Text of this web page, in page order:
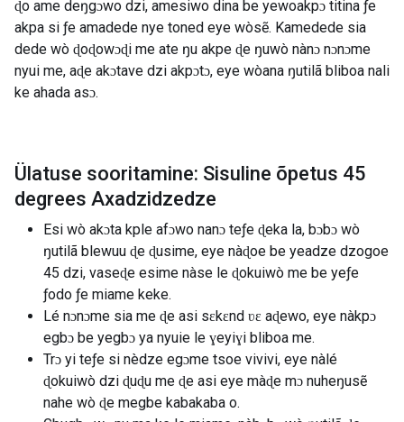
ɖo ame deŋgɔwo dzi, amesiwo dina be yewoakpɔ titina ƒe
akpa si ƒe amadede nye toned eye wòsẽ. Kamedede sia
dede wò ɖoɖowɔɖi me ate ŋu akpe ɖe ŋuwò nànɔ nɔnɔme
nyui me, aɖe akɔtave dzi akpɔtɔ, eye wòana ŋutilã bliboa nali
ke ahada asɔ.
Ülatuse sooritamine: Sisuline õpetus 45
degrees Axadzidzedze
Esi wò akɔta kple afɔwo nanɔ teƒe ɖeka la, bɔbɔ wò
ŋutilã blewuu ɖe ɖusime, eye nàɖoe be yeadze dzogoe
45 dzi, vaseɖe esime nàse le ɖokuiwò me be yeƒe
ƒodo ƒe miame keke.
Lé nɔnɔme sia me ɖe asi sɛkɛnd ʋɛ aɖewo, eye nàkpɔ
egbɔ be yegbɔ ya nyuie le ɣeyiɣi bliboa me.
Trɔ yi teƒe si nèdze egɔme tsoe vivivi, eye nàlé
ɖokuiwò dzi ɖuɖu me ɖe asi eye màɖe mɔ nuheŋusẽ
nahe wò ɖe megbe kabakaba o.